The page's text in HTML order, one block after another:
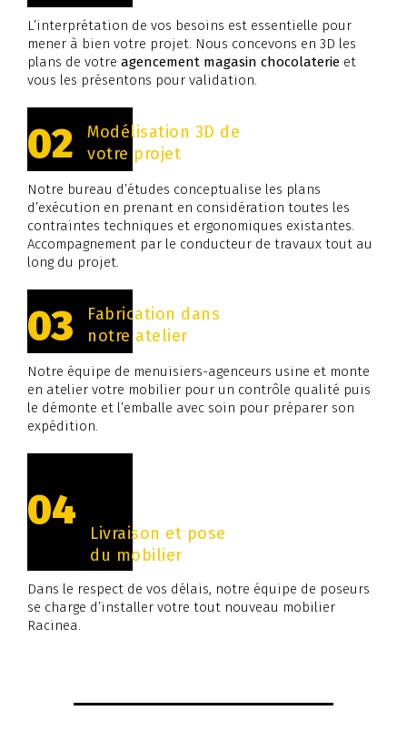
L’interprétation de vos besoins est essentielle pour
mener à bien votre projet. Nous concevons en 3D les
plans de votre agencement magasin chocolaterie et
vous les présentons pour validation.
02
Modélisation 3D de
votre projet
Notre bureau d’études conceptualise les plans
d’exécution en prenant en considération toutes les
contraintes techniques et ergonomiques existantes.
Accompagnement par le conducteur de travaux tout au
long du projet.
03
Fabrication dans
notre atelier
Notre équipe de menuisiers-agenceurs usine et monte
en atelier votre mobilier pour un contrôle qualité puis
le démonte et l’emballe avec soin pour préparer son
expédition.
04
Livraison et pose
du mobilier
Dans le respect de vos délais, notre équipe de poseurs
se charge d’installer votre tout nouveau mobilier
Racinea.